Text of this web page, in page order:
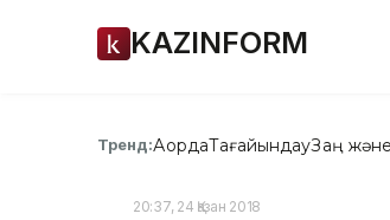
KAZINFORM
Тренд:АқордаТағайындауЗаң және
20:37, 24 Қазан 2018